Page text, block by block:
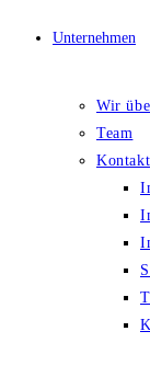
Unternehmen
Wir
Team
Kontakt